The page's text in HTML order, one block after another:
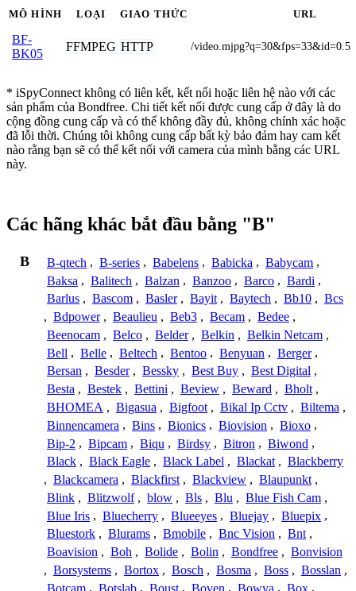
MÔ HÌNH LOẠI GIAO THỨC URL
BF-
BK05
FFMPEG HTTP /video.mjpg?q=30&fps=33&id=0.5
* iSpyConnect không có liên kết, kết nối hoặc liên hệ nào với các
sản phẩm của Bondfree. Chi tiết kết nối được cung cấp ở đây là do
cộng đồng cung cấp và có thể không đầy đủ, không chính xác hoặc
đã lỗi thời. Chúng tôi không cung cấp bất kỳ bảo đảm hay cam kết
nào rằng bạn sẽ có thể kết nối với camera của mình bằng các URL
này.
Các hãng khác bắt đầu bằng "B"
B B-qtech , B-series , Babelens , Babicka , Babycam ,
Baksa , Balitech , Balzan , Banzoo , Barco , Bardi ,
Barlus , Bascom , Basler , Bayit , Baytech , Bb10 , Bcs
, Bdpower , Beaulieu , Beb3 , Becam , Bedee ,
Beenocam , Belco , Belder , Belkin , Belkin Netcam ,
Bell , Belle , Beltech , Bentoo , Benyuan , Berger ,
Bersan , Besder , Bessky , Best Buy , Best Digital ,
Besta , Bestek , Bettini , Beview , Beward , Bholt ,
BHOMEA , Bigasua , Bigfoot , Bikal Ip Cctv , Biltema ,
Binnencamera , Bins , Bionics , Biovision , Bioxo ,
Bip-2 , Bipcam , Biqu , Birdsy , Bitron , Biwond ,
Black , Black Eagle , Black Label , Blackat , Blackberry
, Blackcamera , Blackfirst , Blackview , Blaupunkt ,
Blink , Blitzwolf , blow , Bls , Blu , Blue Fish Cam ,
Blue Iris , Bluecherry , Blueeyes , Bluejay , Bluepix ,
Bluestork , Blurams , Bmobile , Bnc Vision , Bnt ,
Boavision , Boh , Bolide , Bolin , Bondfree , Bonvision
, Borsystems , Bortox , Bosch , Bosma , Boss , Bosslan ,
Botcam , Botslab , Boust , Boven , Bowya , Box ,